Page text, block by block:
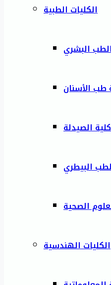
الكليات الطبية
البشري
طب الأسنان
كلية الصيدلة
البيطري
الصحية
الكليات الهندسية